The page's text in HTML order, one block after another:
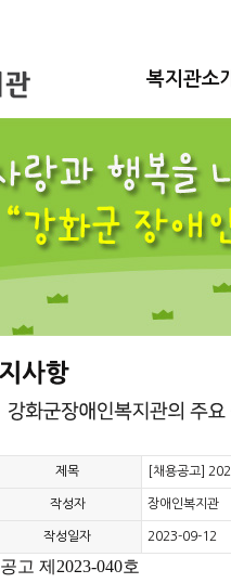
복지관소
제목 [채용공고]
작성자 장애인복지관
작성일자 2023-09-12
공고 제2023-040호